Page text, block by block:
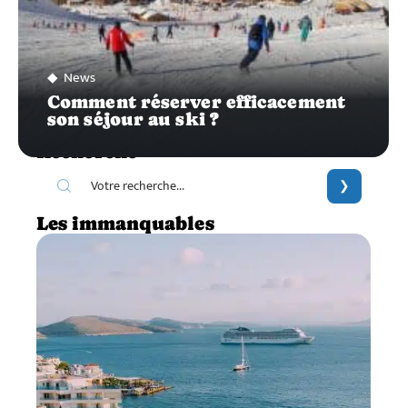
News
Comment réserver efficacement
son séjour au ski ?
Les immanquables